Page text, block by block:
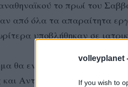
volleyplanet
If you wish to
το πρωί του
από όλα τα απαραίτητα
υποβλήθηκαν σε
θα ενσωματωθούν στην
Αντόνα Ανάε.